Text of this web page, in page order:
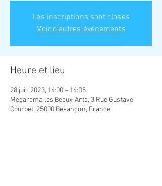
Les inscriptions sont closes
Voir d'autres événements
Heure et lieu
28 juil. 2023, 14:00 – 14:05
Megarama les Beaux-Arts, 3 Rue Gustave
Courbet, 25000 Besançon, France